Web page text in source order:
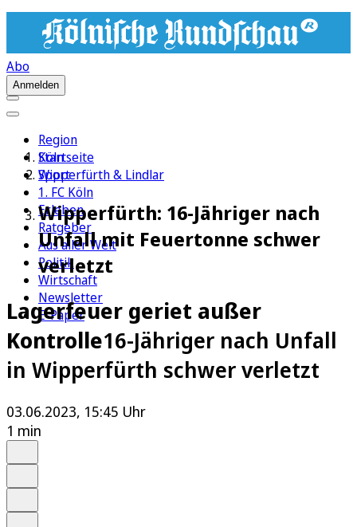
Abo
Anmelden
Region
Köln
Sport
1. FC Köln
Erleben
Ratgeber
Aus aller Welt
Politik
Wirtschaft
Newsletter
E-Paper
Startseite
Wipperfürth & Lindlar
Wipperfürth: 16-Jähriger nach
Unfall mit Feuertonne schwer
verletzt
Lagerfeuer geriet außer
Kontrolle16-Jähriger nach Unfall
in Wipperfürth schwer verletzt
03.06.2023, 15:45 Uhr
1 min